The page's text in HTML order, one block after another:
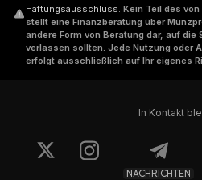
Haftungsausschluss. Kein Teil des
stellt eine Finanzberatung über
andere Form von Beratung dar, auf
verlassen sollten. Jede Nutzung oder
erfolgt ausschließlich auf Ihr eigenes
In Kontakt
NACHRICHTEN